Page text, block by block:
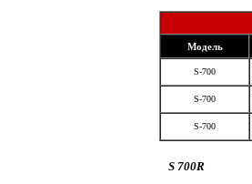
Модель
S-700
S-700
S-700
S 700R